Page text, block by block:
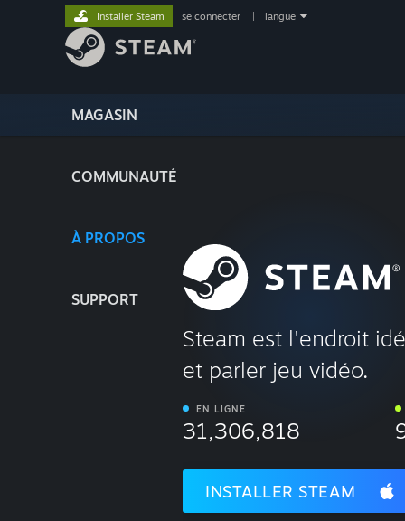
MAGASIN
COMMUNAUTÉ
À PROPOS
SUPPORT
Installer Steam se connecter langue
Steam est l'endroit
et parler jeu vidéo.
EN LIGNE
31,306,818
INSTALLER STEAM